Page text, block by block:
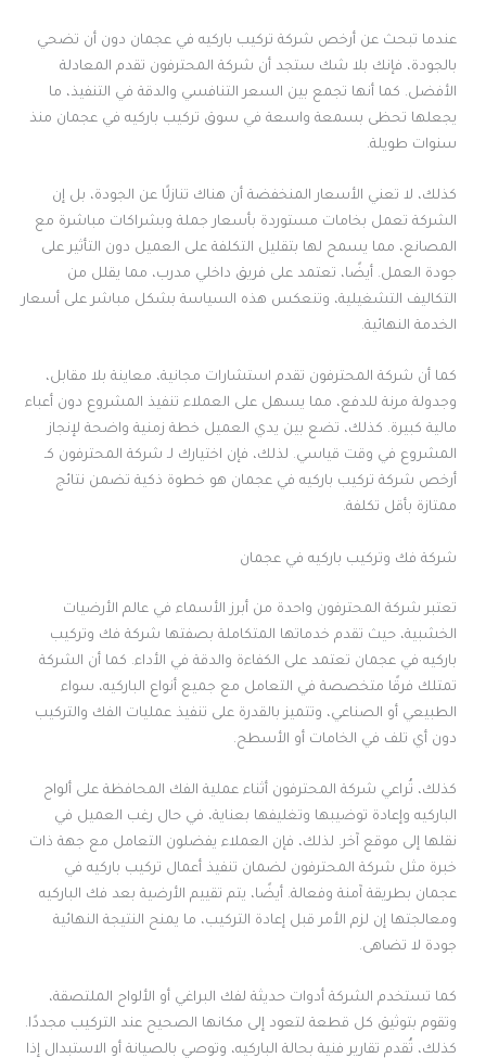
عندما تبحث عن أرخص شركة تركيب باركيه في عجمان دون أن تضحي
بالجودة، فإنك بلا شك ستجد أن شركة المحترفون تقدم المعادلة
الأفضل. كما أنها تجمع بين السعر التنافسي والدقة في التنفيذ، ما
يجعلها تحظى بسمعة واسعة في سوق تركيب باركيه في عجمان منذ
سنوات طويلة.
كذلك، لا تعني الأسعار المنخفضة أن هناك تنازلًا عن الجودة، بل إن
الشركة تعمل بخامات مستوردة بأسعار جملة وبشراكات مباشرة مع
المصانع، مما يسمح لها بتقليل التكلفة على العميل دون التأثير على
جودة العمل. أيضًا، تعتمد على فريق داخلي مدرب، مما يقلل من
التكاليف التشغيلية، وتنعكس هذه السياسة بشكل مباشر على أسعار
الخدمة النهائية.
كما أن شركة المحترفون تقدم استشارات مجانية، معاينة بلا مقابل،
وجدولة مرنة للدفع، مما يسهل على العملاء تنفيذ المشروع دون أعباء
مالية كبيرة. كذلك، تضع بين يدي العميل خطة زمنية واضحة لإنجاز
المشروع في وقت قياسي. لذلك، فإن اختيارك لـ شركة المحترفون كـ
أرخص شركة تركيب باركيه في عجمان هو خطوة ذكية تضمن نتائج
ممتازة بأقل تكلفة.
شركة فك وتركيب باركيه في عجمان
تعتبر شركة المحترفون واحدة من أبرز الأسماء في عالم الأرضيات
الخشبية، حيث تقدم خدماتها المتكاملة بصفتها شركة فك وتركيب
باركيه في عجمان تعتمد على الكفاءة والدقة في الأداء. كما أن الشركة
تمتلك فرقًا متخصصة في التعامل مع جميع أنواع الباركيه، سواء
الطبيعي أو الصناعي، وتتميز بالقدرة على تنفيذ عمليات الفك والتركيب
دون أي تلف في الخامات أو الأسطح.
كذلك، تُراعي شركة المحترفون أثناء عملية الفك المحافظة على ألواح
الباركيه وإعادة توضيبها وتغليفها بعناية، في حال رغب العميل في
نقلها إلى موقع آخر. لذلك، فإن العملاء يفضلون التعامل مع جهة ذات
خبرة مثل شركة المحترفون لضمان تنفيذ أعمال تركيب باركيه في
عجمان بطريقة آمنة وفعالة. أيضًا، يتم تقييم الأرضية بعد فك الباركيه
ومعالجتها إن لزم الأمر قبل إعادة التركيب، ما يمنح النتيجة النهائية
جودة لا تضاهى.
كما تستخدم الشركة أدوات حديثة لفك البراغي أو الألواح الملتصقة،
وتقوم بتوثيق كل قطعة لتعود إلى مكانها الصحيح عند التركيب مجددًا.
كذلك، تُقدم تقارير فنية بحالة الباركيه، وتوصي بالصيانة أو الاستبدال إذا